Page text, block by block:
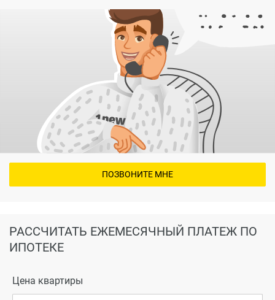
РАССЧИТАТЬ ЕЖЕМЕСЯЧНЫЙ ПЛАТЕЖ ПО
ИПОТЕКЕ
Цена квартиры
ПОЗВОНИТЕ МНЕ